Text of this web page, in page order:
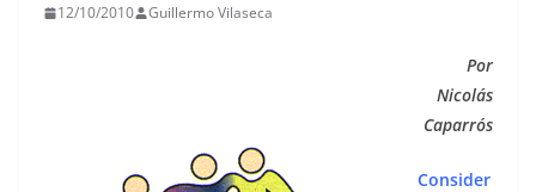
12/10/2010 Guillermo Vilaseca
Por
Nicolás
Caparrós
Consider